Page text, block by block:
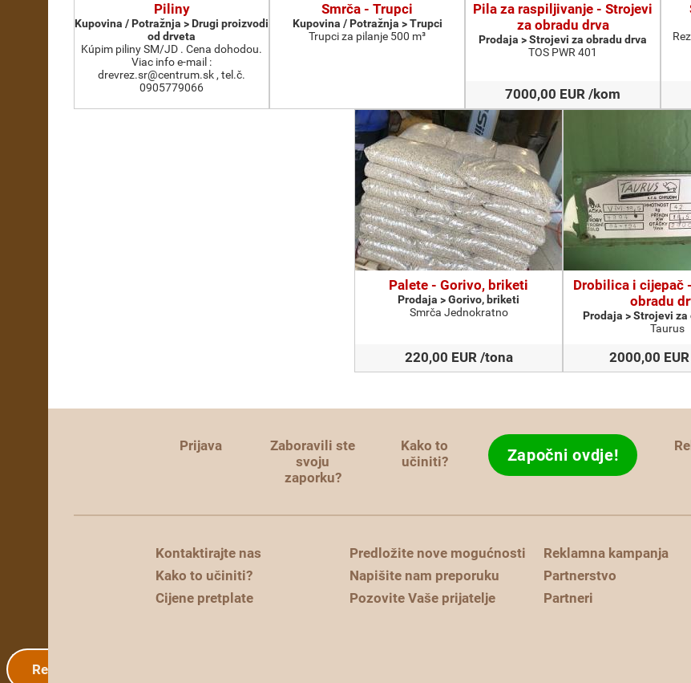
Registracija
Piliny
Kupovina / Potražnja > Drugi proizvodi
od drveta
Kúpim piliny SM/JD . Cena dohodou.
Viac info e-mail :
drevrez.sr@centrum.sk , tel.č.
0905779066
Smrča - Trupci
Kupovina / Potražnja > Trupci
Trupci za pilanje 500 m³
Pila za raspiljivanje - Strojevi
za obradu drva
Prodaja > Strojevi za obradu drva
TOS PWR 401
7000,00 EUR /kom
Palete - Gorivo, briketi
Prodaja > Gorivo, briketi
Smrča Jednokratno
220,00 EUR /tona
Drobilica i cijepač
obradu
Prodaja > Strojevi za
Taurus
2000,00
Prijava
Zaboravili ste
svoju
zaporku?
Kako to
učiniti?
Započni ovdje!
Kontaktirajte nas
Kako to učiniti?
Cijene pretplate
Predložite nove mogućnosti
Napišite nam preporuku
Pozovite Vaše prijatelje
Reklamna kampanja
Partnerstvo
Partneri